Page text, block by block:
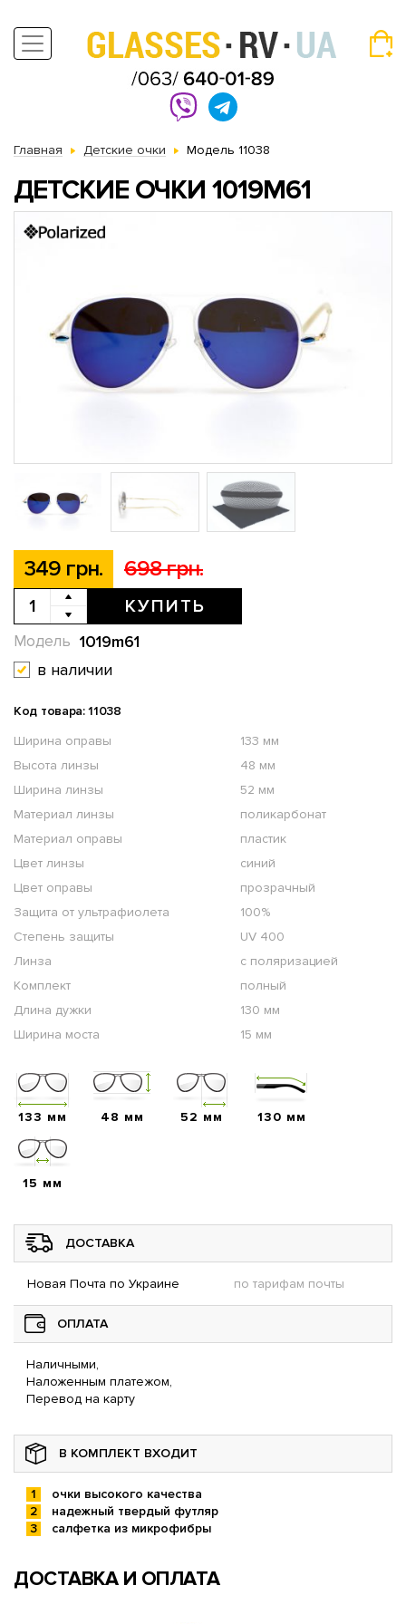
Главная Детские очки Модель 11038
ДЕТСКИЕ ОЧКИ 1019M61
349 грн. 698 грн.
КУПИТЬ
1019m61
Модель
в наличии
Код товара: 11038
Ширина оправы
133 мм
Высота линзы
48 мм
Ширина линзы
52 мм
Материал линзы
поликарбонат
Материал оправы
пластик
Цвет линзы
синий
Цвет оправы
прозрачный
Защита от ультрафиолета
100%
Степень защиты
UV 400
Линза
с поляризацией
Комплект
полный
Длина дужки
130 мм
Ширина моста
15 мм
133 мм 48 мм 52 мм 130 мм
15 мм
ДОСТАВКА
Новая Почта по Украине по тарифам почты
ОПЛАТА
Наличными,
Наложенным платежом,
Перевод на карту
В КОМПЛЕКТ ВХОДИТ
очки высокого качества
надежный твердый футляр
салфетка из микрофибры
ДОСТАВКА И ОПЛАТА